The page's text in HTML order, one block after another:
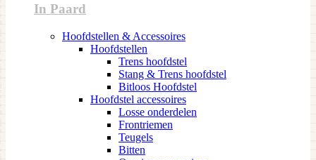
In Paard
Hoofdstellen & Accessoires
Hoofdstellen
Trens hoofdstel
Stang & Trens hoofdstel
Bitloos Hoofdstel
Hoofdstel accessoires
Losse onderdelen
Frontriemen
Teugels
Bitten